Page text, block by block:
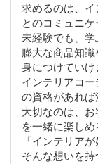
求めるのは、
とのコミュニケ
未経験でも、学
膨大な商品知
身につけていけ
インテリアコ
の資格があれば
大切なのは、
を一緒に楽しめ
「インテリア
そんな想いを持